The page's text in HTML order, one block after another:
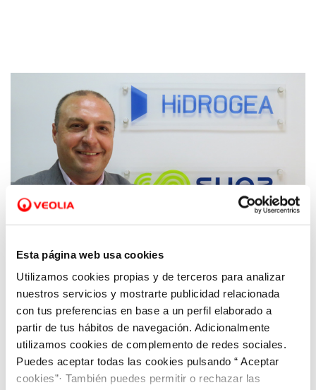
Esta página web usa cookies
Utilizamos cookies propias y de terceros para analizar
nuestros servicios y mostrarte publicidad relacionada
con tus preferencias en base a un perfil elaborado a
partir de tus hábitos de navegación. Adicionalmente
utilizamos cookies de complemento de redes sociales.
Puedes aceptar todas las cookies pulsando “ Aceptar
cookies”· También puedes permitir o rechazar las
20 MAY 2019
Andrés Martínez Gumbau, nuevo Gerente
de Hidrogea en Cartagena